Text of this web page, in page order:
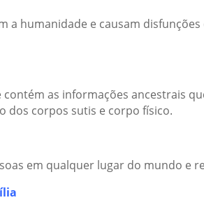
a humanidade e causam
as informações ancestrais
dos corpos sutis e corpo físico.
em qualquer lugar do mundo e